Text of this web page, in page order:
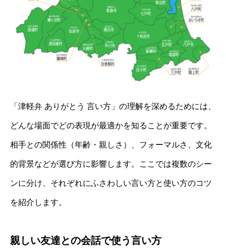
「津軽弁 ありがとう 言い方」の理解を深めるためには、
どんな場面でどの表現が最適かを知ることが重要です。
相手との関係性（年齢・親しさ）、フォーマルさ、文化
的背景などが選び方に影響します。ここでは複数のシー
ンに分け、それぞれにふさわしい言い方と使い方のコツ
を紹介します。
親しい友達との会話で使う言い方